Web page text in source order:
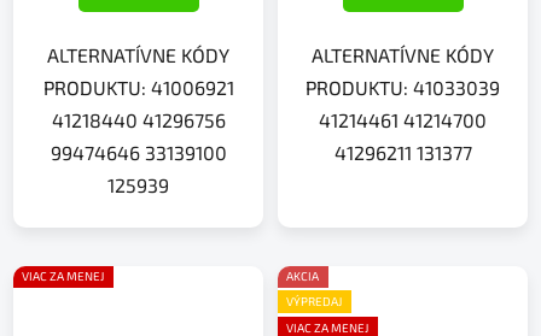
ALTERNATÍVNE KÓDY
PRODUKTU: 41006921
41218440 41296756
99474646 33139100
125939
ALTERNATÍVNE KÓDY
PRODUKTU: 41033039
41214461 41214700
41296211 131377
VIAC ZA MENEJ
AKCIA
VÝPREDAJ
VIAC ZA MENEJ